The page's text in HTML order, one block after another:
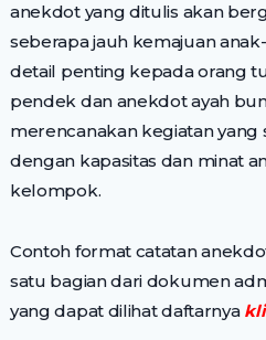
anekdot yang ditulis akan
seberapa jauh kemajuan
detail penting kepada orang
pendek dan anekdot ayah
merencanakan kegiatan yang
dengan kapasitas dan minat
kelompok.
Contoh format catatan
satu bagian dari dokumen
yang dapat dilihat daftarnya